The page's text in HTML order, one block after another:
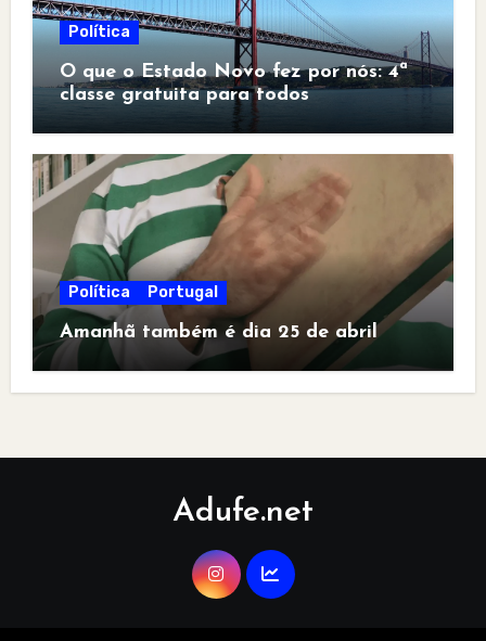
Política
O que o Estado Novo fez por nós: 4ª
classe gratuita para todos
Política Portugal
Amanhã também é dia 25 de abril
Adufe.net